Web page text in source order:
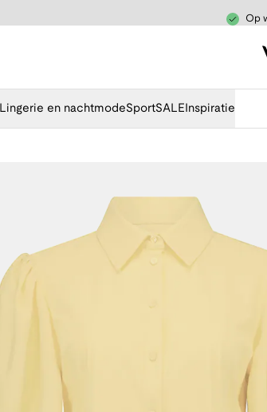
Op
Lingerie en nachtmodeSportSALE Inspiratie